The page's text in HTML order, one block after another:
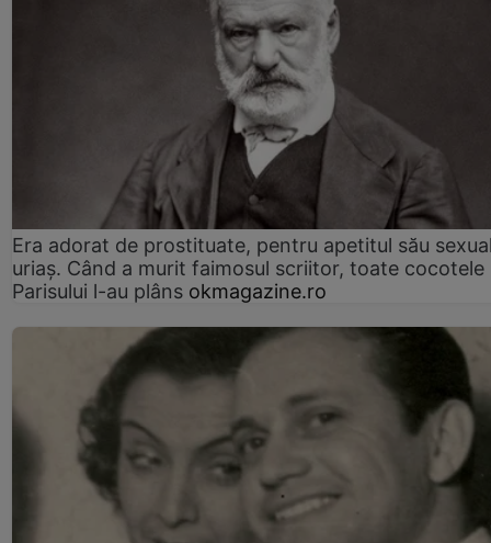
Era adorat de prostituate, pentru apetitul său
uriaș. Când a murit faimosul scriitor, toate cocotele
Parisului l-au plâns okmagazine.ro